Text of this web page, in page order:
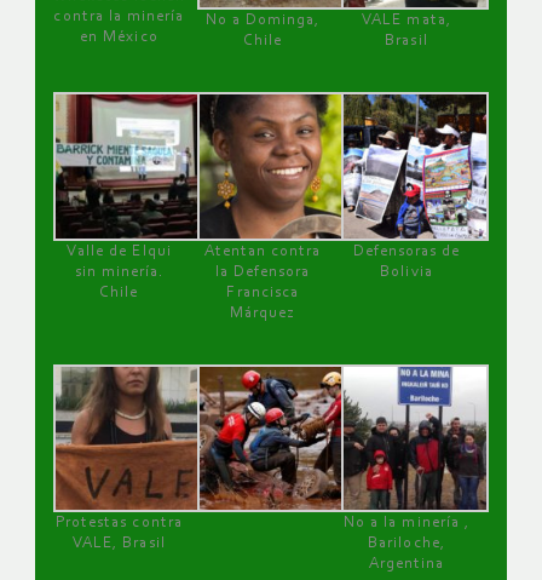
contra la minería
en México
No a Dominga,
Chile
VALE mata,
Brasil
Valle de Elqui
sin minería.
Chile
Atentan contra
la Defensora
Francisca
Márquez
Defensoras de
Bolivia
Protestas contra
VALE, Brasil
No a la minería ,
Bariloche,
Argentina